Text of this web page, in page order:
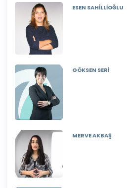
ESEN SAHİLLİOĞLU
GÖKSEN SERİ
MERVE AKBAŞ